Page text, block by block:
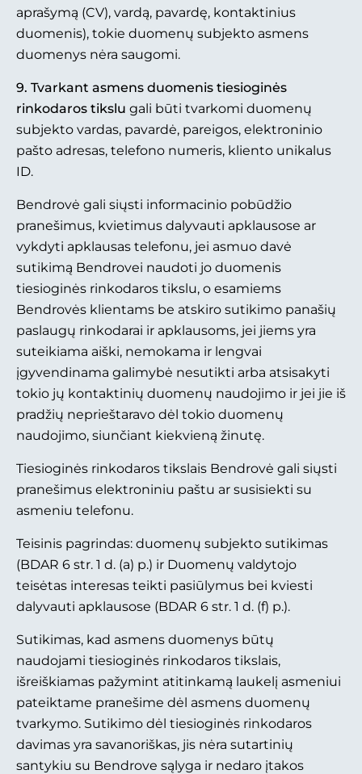
aprašymą (CV), vardą, pavardę, kontaktinius
duomenis), tokie duomenų subjekto asmens
duomenys nėra saugomi.
9. Tvarkant asmens duomenis tiesioginės
rinkodaros tikslu gali būti tvarkomi duomenų
subjekto vardas, pavardė, pareigos, elektroninio
pašto adresas, telefono numeris, kliento unikalus
ID.
Bendrovė gali siųsti informacinio pobūdžio
pranešimus, kvietimus dalyvauti apklausose ar
vykdyti apklausas telefonu, jei asmuo davė
sutikimą Bendrovei naudoti jo duomenis
tiesioginės rinkodaros tikslu, o esamiems
Bendrovės klientams be atskiro sutikimo panašių
paslaugų rinkodarai ir apklausoms, jei jiems yra
suteikiama aiški, nemokama ir lengvai
įgyvendinama galimybė nesutikti arba atsisakyti
tokio jų kontaktinių duomenų naudojimo ir jei jie iš
pradžių neprieštaravo dėl tokio duomenų
naudojimo, siunčiant kiekvieną žinutę.
Tiesioginės rinkodaros tikslais Bendrovė gali siųsti
pranešimus elektroniniu paštu ar susisiekti su
asmeniu telefonu.
Teisinis pagrindas: duomenų subjekto sutikimas
(BDAR 6 str. 1 d. (a) p.) ir Duomenų valdytojo
teisėtas interesas teikti pasiūlymus bei kviesti
dalyvauti apklausose (BDAR 6 str. 1 d. (f) p.).
Sutikimas, kad asmens duomenys būtų
naudojami tiesioginės rinkodaros tikslais,
išreiškiamas pažymint atitinkamą laukelį asmeniui
pateiktame pranešime dėl asmens duomenų
tvarkymo. Sutikimo dėl tiesioginės rinkodaros
davimas yra savanoriškas, jis nėra sutartinių
santykiu su Bendrove sąlyga ir nedaro įtakos